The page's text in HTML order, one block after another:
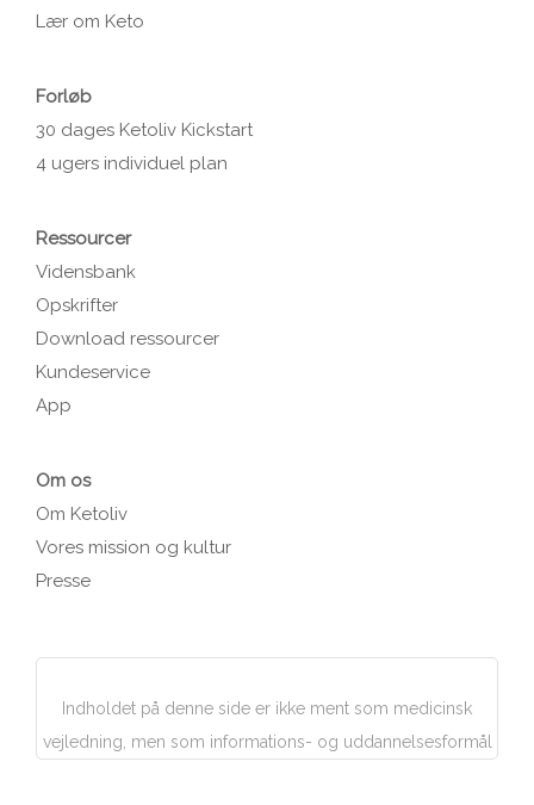
Lær om Keto
Forløb
30 dages Ketoliv Kickstart
4 ugers individuel plan
Ressourcer
Vidensbank
Opskrifter
Download ressourcer
Kundeservice
App
Om os
Om Ketoliv
Vores mission og kultur
Presse
Indholdet på denne side er ikke ment som medicinsk
vejledning, men som informations- og uddannelsesformål